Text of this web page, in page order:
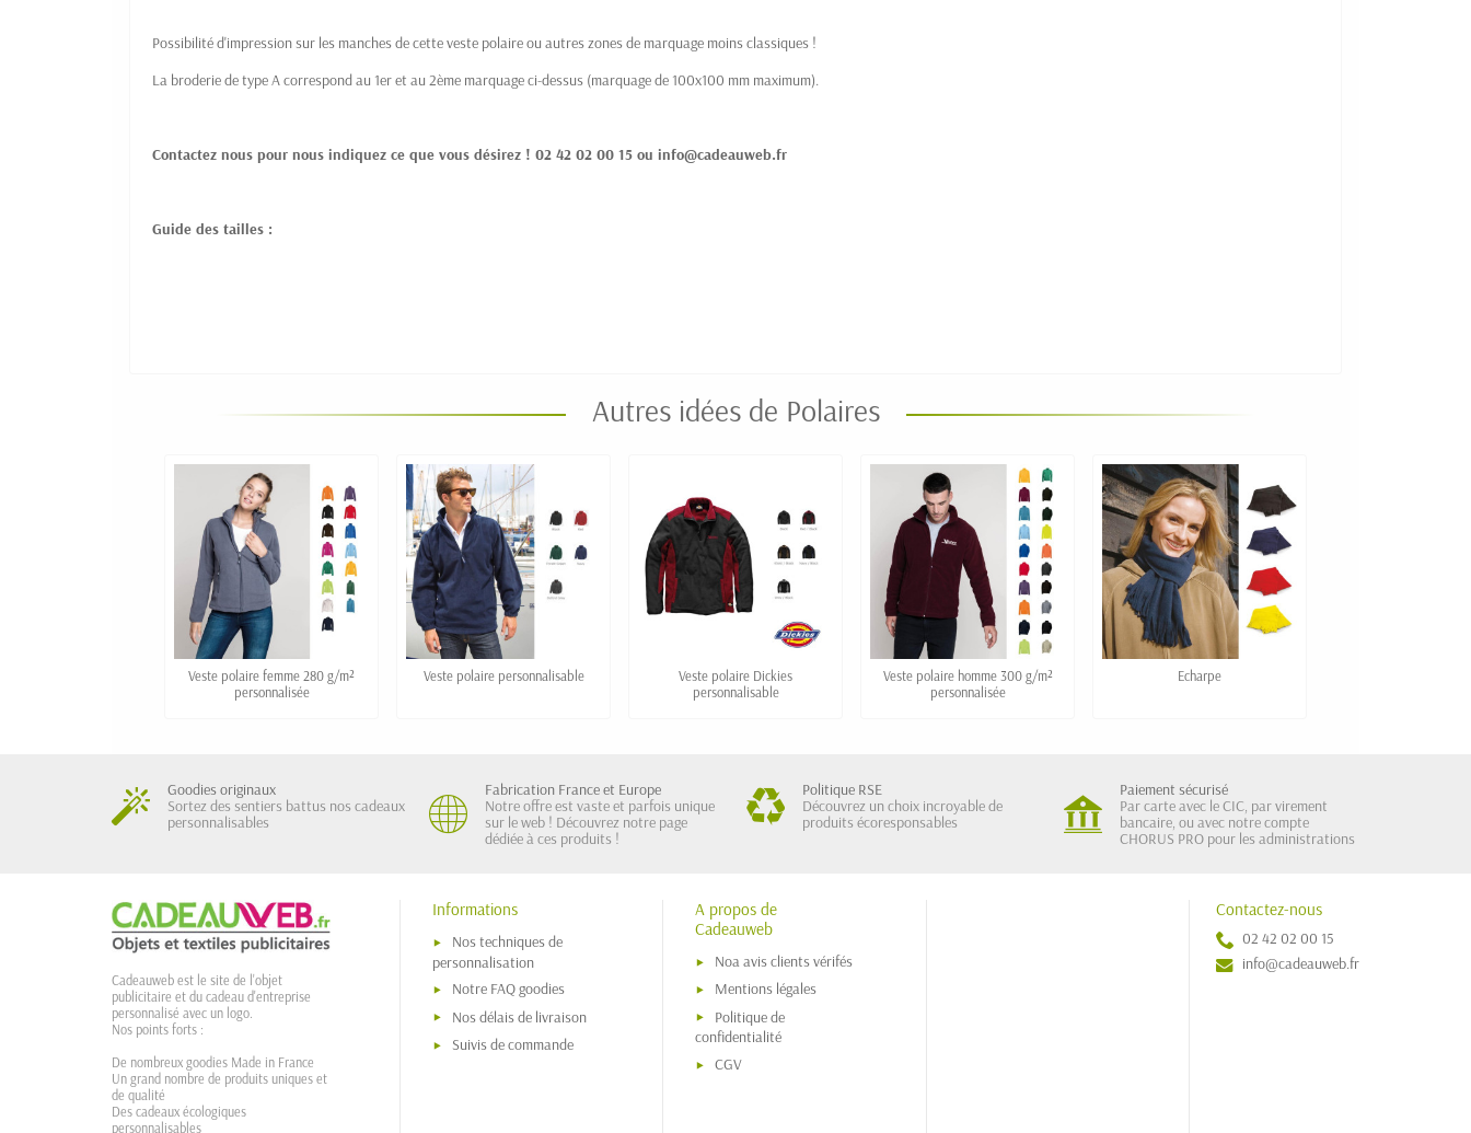
Possibilité d'impression sur les manches de cette veste polaire ou autres zones de marquage moins classiques !
La broderie de type A correspond au 1er et au 2ème marquage ci-dessus (marquage de 100x100 mm maximum).
Contactez nous pour nous indiquez ce que vous désirez ! 02 42 02 00 15 ou info@cadeauweb.fr
Guide des tailles :
Autres idées de Polaires
Veste polaire femme 280 g/m²
personnalisée
Veste polaire personnalisable
Veste polaire Dickies
personnalisable
Veste polaire homme 300 g/m²
personnalisée
Echarpe
Goodies originaux
Sortez des sentiers battus nos cadeaux
personnalisables
Fabrication France et Europe
Notre offre est vaste et parfois unique
sur le web ! Découvrez notre page
dédiée à ces produits !
Politique RSE
Découvrez un choix incroyable de
produits écoresponsables
Paiement sécurisé
Par carte avec le CIC, par virement
bancaire, ou avec notre compte
CHORUS PRO pour les administrations
Cadeauweb est le site de l'objet
publicitaire et du cadeau d'entreprise
personnalisé avec un logo.
Nos points forts :
De nombreux goodies Made in France
Un grand nombre de produits uniques et
de qualité
Des cadeaux écologiques
personnalisables
Informations
Nos techniques de
personnalisation
Notre FAQ goodies
Nos délais de livraison
Suivis de commande
A propos de
Cadeauweb
Noa avis clients vérifés
Mentions légales
Politique de
confidentialité
CGV
Contactez-nous
02 42 02 00 15
info@cadeauweb.fr